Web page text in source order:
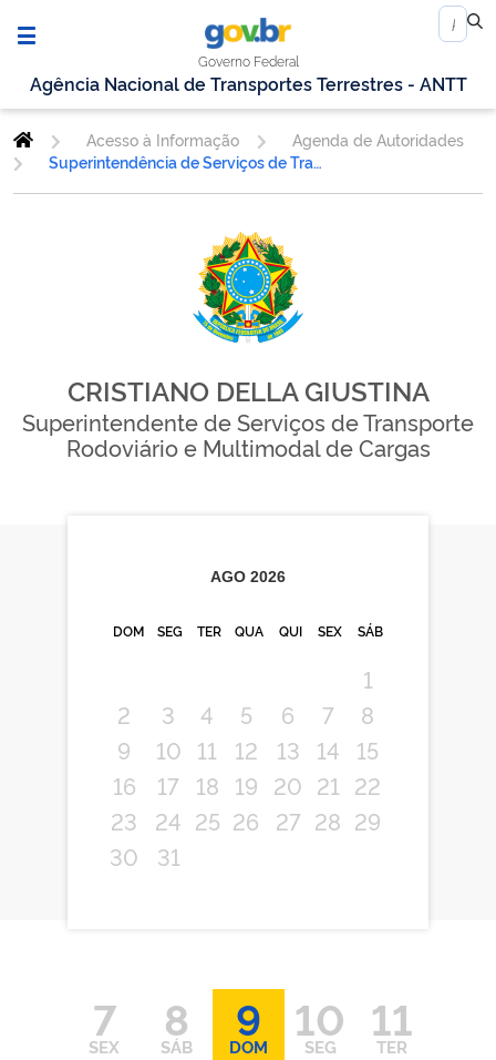
Governo Federal
Agência Nacional de Transportes Terrestres - ANTT
Acesso à Informação
Agenda de Autoridades
Superintendência de Serviços de Transporte Rodoviário e Multimodal de Cargas
CRISTIANO DELLA GIUSTINA
Superintendente de Serviços de Transporte
Rodoviário e Multimodal de Cargas
AGO 2026
DOM SEG TER QUA QUI SEX SÁB
1
2
3 4 5 6 7
8
9
10 11 12 13 14
15
16
17 18 19 20 21
22
23
24 25 26 27 28 29
30
31
7
SEX
8
SÁB
9
DOM
10
SEG
11
TER